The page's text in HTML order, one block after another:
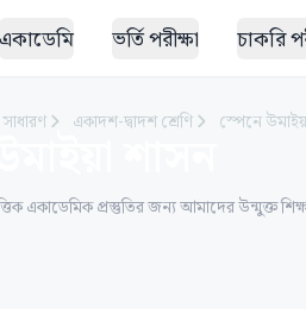
একাডেমি ভর্তি পরীক্ষা চাকরি
সাধারণ একাদশ-দ্বাদশ শ্রেণি স্পেনে
একাডেমিক প্রস্তুতির জন্য আমাদের উন্মুক্ত